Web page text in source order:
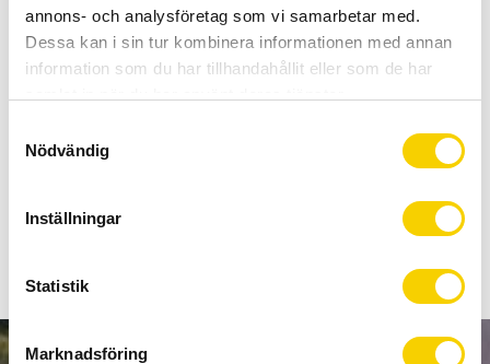
annons- och analysföretag som vi samarbetar med.
Dessa kan i sin tur kombinera informationen med annan
information som du har tillhandahållit eller som de har
s
Nödvändig
Inställningar
Statistik
Marknadsföring
Allt inom cykel på ett ställe
Kunnig personal och hög kundnöjdhet
86-3126
Ett växelöra som används av många ramtillverkare